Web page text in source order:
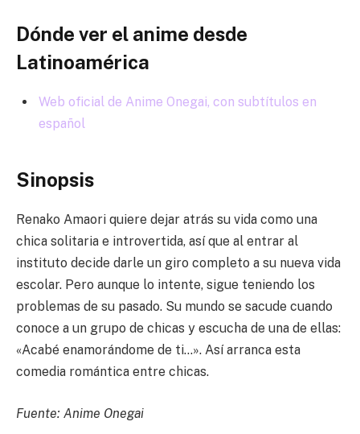
Dónde ver el anime desde
Latinoamérica
Web oficial de Anime Onegai, con subtítulos en
español
Sinopsis
Renako Amaori quiere dejar atrás su vida como una
chica solitaria e introvertida, así que al entrar al
instituto decide darle un giro completo a su nueva vida
escolar. Pero aunque lo intente, sigue teniendo los
problemas de su pasado. Su mundo se sacude cuando
conoce a un grupo de chicas y escucha de una de ellas:
«Acabé enamorándome de ti…». Así arranca esta
comedia romántica entre chicas.
Fuente: Anime Onegai